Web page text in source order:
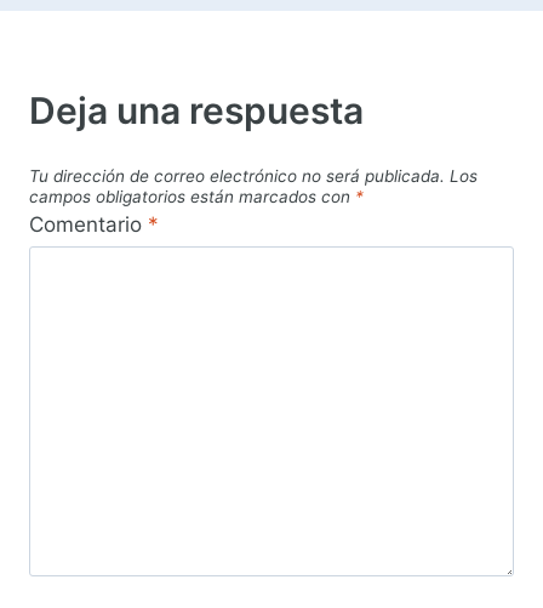
Deja una respuesta
Tu dirección de correo electrónico no será publicada. Los
campos obligatorios están marcados con *
Comentario *